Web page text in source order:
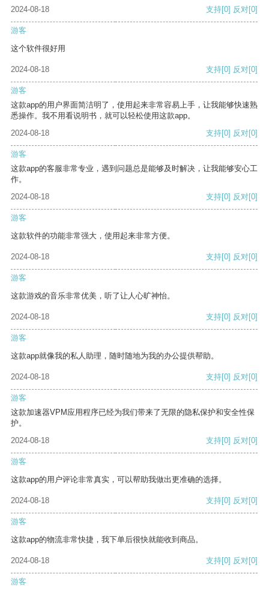
2024-08-18 支持[0] 反对[0]
游客
这个软件很好用
2024-08-18 支持[0] 反对[0]
游客
这款app的用户界面简洁明了，使用起来非常容易上手，让我能够快速熟
悉操作。我不用看说明书，就可以轻松使用这款app。
2024-08-18
支持[0] 反对[0]
游客
这款app的客服非常专业，遇到问题总是能够及时解决，让我能够安心工
作。
2024-08-18
支持[0] 反对[0]
游客
这款软件的功能非常强大，使用起来非常方便。
2024-08-18 支持[0] 反对[0]
游客
这款游戏的音乐非常优美，听了让人心旷神怡。
2024-08-18 支持[0] 反对[0]
游客
这款app就像我的私人助理，随时随地为我的办公提供帮助。
2024-08-18 支持[0] 反对[0]
游客
这款加速器VPM应用程序已经为我们带来了无限的隐私保护和安全性保
护。
2024-08-18
支持[0] 反对[0]
游客
这款app的用户评论非常真实，可以帮助我做出更准确的选择。
2024-08-18 支持[0] 反对[0]
游客
这款app的物流非常快捷，我下单后很快就能收到商品。
2024-08-18 支持[0] 反对[0]
游客